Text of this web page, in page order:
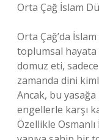
Orta Çağ İslam
Orta Çağ’da
toplumsal hayata
domuz eti,
zamanda dini
Ancak, bu
engellerle karşı
Özellikle